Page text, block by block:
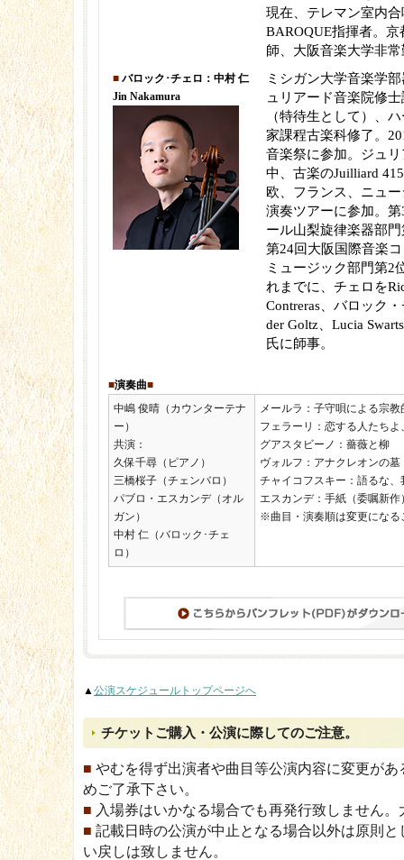
現在、テレマン室内
BAROQUE指揮者。
師、大阪音楽大学非
■ バロック･チェロ：中村 仁
Jin Nakamura
ミシガン大学音楽学
ュリアード音楽院修
（特待生として）、
家課程古楽科修了。
音楽祭に参加。ジュ
中、古楽のJuilliard
欧、フランス、ニュ
演奏ツアーに参加。
ール山梨旋律楽器部
第24回大阪国際音楽
ミュージック部門第2
れまでに、チェロを
Contreras、バロック
der Goltz、Lucia
氏に師事。
■演奏曲■
中嶋 俊晴（カウンターテナ
ー）
共演：
久保千尋（ピアノ）
三橋桜子（チェンバロ）
パブロ・エスカンデ（オル
ガン）
中村 仁（バロック･チェ
ロ）
メールラ：子守唄による宗
フェラーリ：恋する人たち
グアスタビーノ：薔薇と柳
ヴォルフ：アナクレオンの墓
チャイコフスキー：語るな、
エスカンデ：手紙（委
※曲目・演奏順は変更になる
▲公演スケジュールトップページへ
チケットご購入・公演に際してのご注意。
■ やむを得ず出演者や曲目等公演内容に変更が
めご了承下さい。
■ 入場券はいかなる場合でも再発行致しません
■ 記載日時の公演が中止となる場合以外は原則
い戻しは致しません。